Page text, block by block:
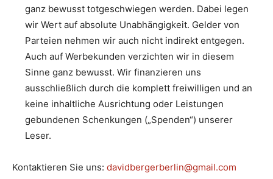
ganz bewusst totgeschwiegen werden. Dabei legen
wir Wert auf absolute Unabhängigkeit. Gelder von
Parteien nehmen wir auch nicht indirekt entgegen.
Auch auf Werbekunden verzichten wir in diesem
Sinne ganz bewusst. Wir finanzieren uns
ausschließlich durch die komplett freiwilligen und an
keine inhaltliche Ausrichtung oder Leistungen
gebundenen Schenkungen („Spenden“) unserer
Leser.
Kontaktieren Sie uns: davidbergerberlin@gmail.com